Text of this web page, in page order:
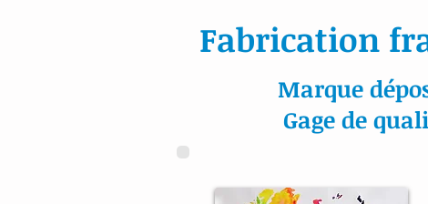
Fabrication
Marque
Gage de